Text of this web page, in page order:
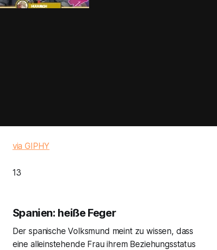
via GIPHY
13
Spanien: heiße Feger
Der spanische Volksmund meint zu wissen, dass
eine alleinstehende Frau ihrem Beziehungsstatus